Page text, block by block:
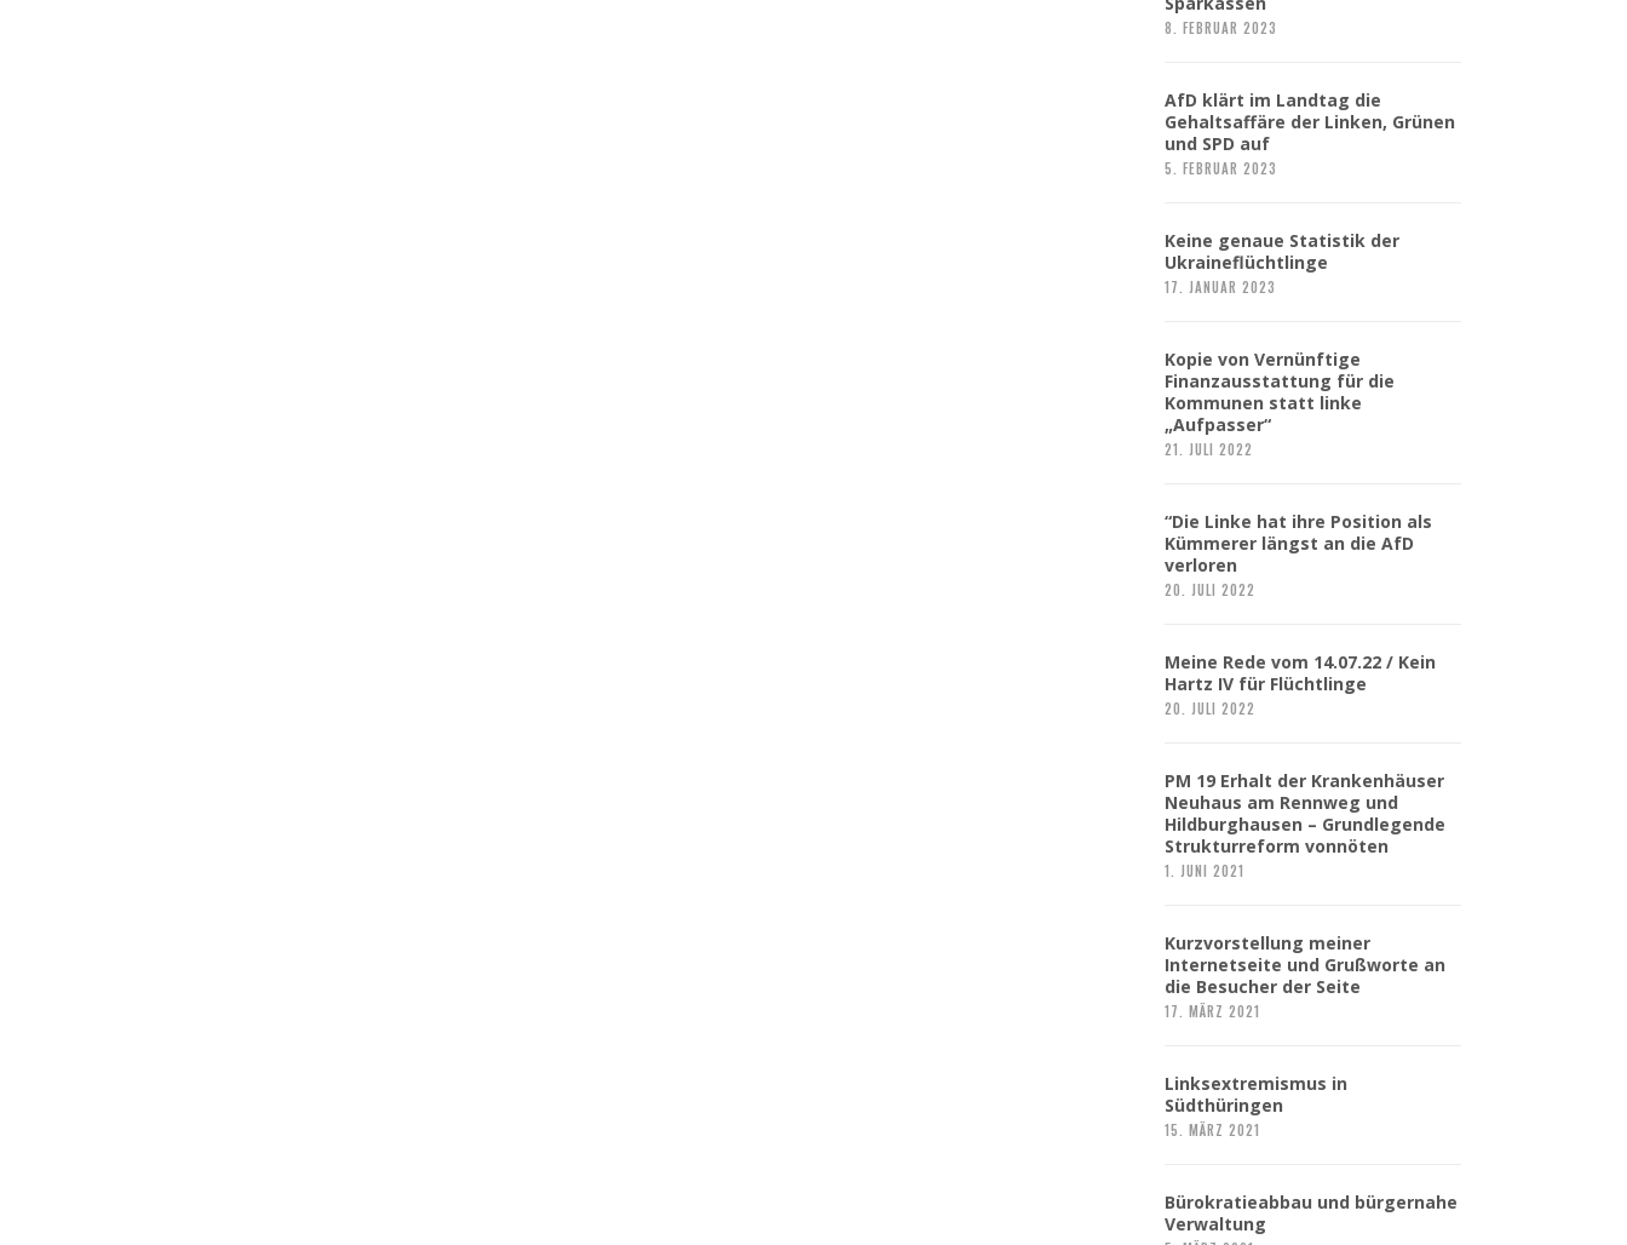
8. FEBRUAR 2023
AfD klärt im Landtag die
Gehaltsaffäre der Linken, Grünen
und SPD auf
5. FEBRUAR 2023
Keine genaue Statistik der
Ukraineflüchtlinge
17. JANUAR 2023
Kopie von Vernünftige
Finanzausstattung für die
Kommunen statt linke
„Aufpasser“
21. JULI 2022
“Die Linke hat ihre Position als
Kümmerer längst an die AfD
verloren
20. JULI 2022
Meine Rede vom 14.07.22 / Kein
Hartz IV für Flüchtlinge
20. JULI 2022
PM 19 Erhalt der Krankenhäuser
Neuhaus am Rennweg und
Hildburghausen – Grundlegende
Strukturreform vonnöten
1. JUNI 2021
Kurzvorstellung meiner
Internetseite und Grußworte an
die Besucher der Seite
17. MÄRZ 2021
Linksextremismus in
Südthüringen
15. MÄRZ 2021
Bürokratieabbau und bürgernahe
Verwaltung